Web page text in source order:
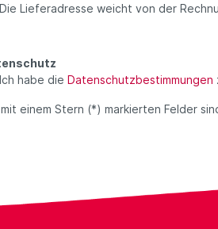
Die Lieferadresse weicht von der
Ich habe die Datenschutzbestimmungen
einem Stern (*) markierten Felder